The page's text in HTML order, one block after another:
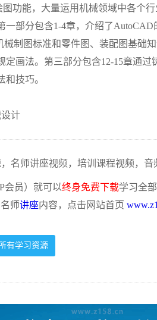
功能，大量运用机械领域中各个
一部分包含1-4章，介绍了
械制图标准和零件图、装配图基础
定画法。第三部分包含12-15章通
技巧。
计
名师讲座视频，培训课程视频，音
会员）就可以终身免费下载学习全
名师讲座内容，点击网站首页
有学习资源